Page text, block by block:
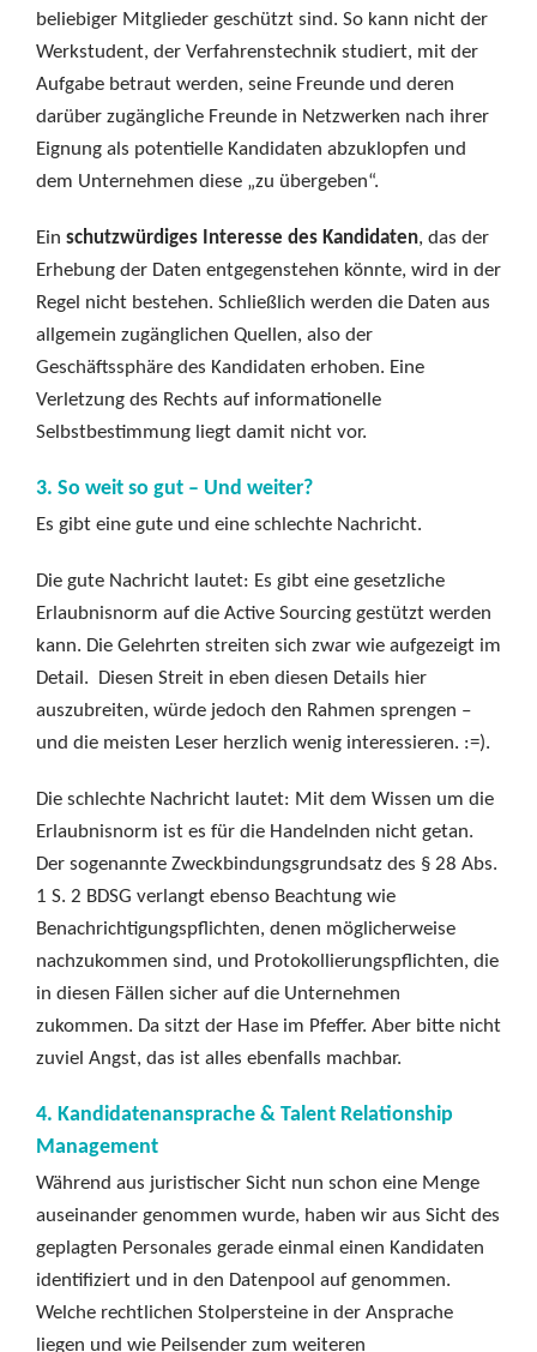
beliebiger Mitglieder geschützt sind. So kann nicht der
Werkstudent, der Verfahrenstechnik studiert, mit der
Aufgabe betraut werden, seine Freunde und deren
darüber zugängliche Freunde in Netzwerken nach ihrer
Eignung als potentielle Kandidaten abzuklopfen und
dem Unternehmen diese „zu übergeben“.
Ein schutzwürdiges Interesse des Kandidaten, das der
Erhebung der Daten entgegenstehen könnte, wird in der
Regel nicht bestehen. Schließlich werden die Daten aus
allgemein zugänglichen Quellen, also der
Geschäftssphäre des Kandidaten erhoben. Eine
Verletzung des Rechts auf informationelle
Selbstbestimmung liegt damit nicht vor.
3. So weit so gut – Und weiter?
Es gibt eine gute und eine schlechte Nachricht.
Die gute Nachricht lautet: Es gibt eine gesetzliche
Erlaubnisnorm auf die Active Sourcing gestützt werden
kann. Die Gelehrten streiten sich zwar wie aufgezeigt im
Detail. Diesen Streit in eben diesen Details hier
auszubreiten, würde jedoch den Rahmen sprengen –
und die meisten Leser herzlich wenig interessieren. :=).
Die schlechte Nachricht lautet: Mit dem Wissen um die
Erlaubnisnorm ist es für die Handelnden nicht getan.
Der sogenannte Zweckbindungsgrundsatz des § 28 Abs.
1 S. 2 BDSG verlangt ebenso Beachtung wie
Benachrichtigungspflichten, denen möglicherweise
nachzukommen sind, und Protokollierungspflichten, die
in diesen Fällen sicher auf die Unternehmen
zukommen. Da sitzt der Hase im Pfeffer. Aber bitte nicht
zuviel Angst, das ist alles ebenfalls machbar.
4. Kandidatenansprache & Talent Relationship
Management
Während aus juristischer Sicht nun schon eine Menge
auseinander genommen wurde, haben wir aus Sicht des
geplagten Personales gerade einmal einen Kandidaten
identifiziert und in den Datenpool auf genommen.
Welche rechtlichen Stolpersteine in der Ansprache
liegen und wie Peilsender zum weiteren